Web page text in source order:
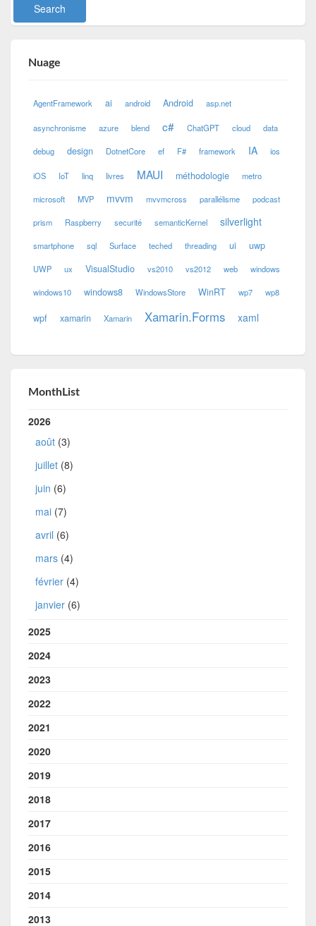
Nuage
AgentFramework ai android Android asp.net
asynchronisme azure blend c# ChatGPT cloud data
debug design DotnetCore ef F# framework IA ios
iOS IoT linq livres MAUI méthodologie metro
microsoft MVP mvvm mvvmcross parallélisme podcast
prism Raspberry securité semanticKernel silverlight
smartphone sql Surface teched threading ui uwp
UWP ux VisualStudio vs2010 vs2012 web windows
windows10 windows8 WindowsStore WinRT wp7 wp8
wpf xamarin Xamarin Xamarin.Forms xaml
MonthList
2026
août (3)
juillet (8)
juin (6)
mai (7)
avril (6)
mars (4)
février (4)
janvier (6)
2025
2024
2023
2022
2021
2020
2019
2018
2017
2016
2015
2014
2013